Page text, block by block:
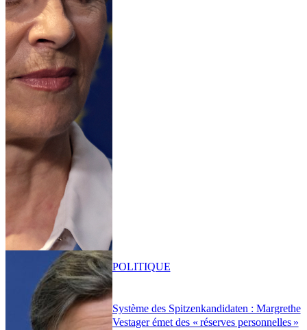
Système des Spitzenkandidaten : Margrethe
Vestager émet des « réserves personnelles »
POLITIQUE